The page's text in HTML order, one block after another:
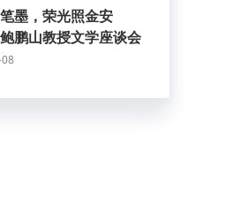
墨，荣光照金安
鹏山教授文学座谈会